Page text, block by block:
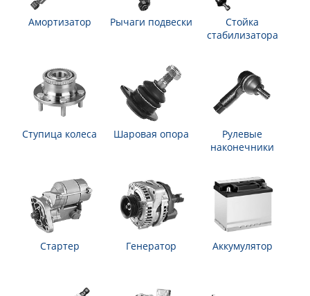
Амортизатор Рычаги подвески
Стойка
стабилизатора
Ступица колеса Шаровая опора
Рулевые
наконечники
Стартер Генератор Аккумулятор